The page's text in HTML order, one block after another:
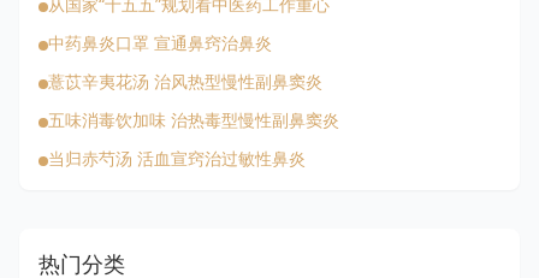
中药鼻炎口罩 宣通鼻窍治鼻炎
薏苡辛夷花汤 治风热型慢性副鼻窦炎
五味消毒饮加味 治热毒型慢性副鼻窦炎
当归赤芍汤 活血宣窍治过敏性鼻炎
热门分类